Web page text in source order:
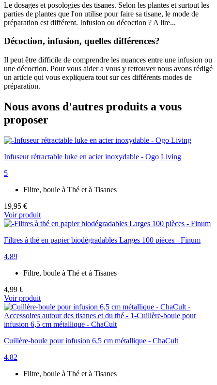
Le dosages et posologies des tisanes. Selon les plantes et surtout les
parties de plantes que l'on utilise pour faire sa tisane, le mode de
préparation est différent. Infusion ou décoction ? A lire...
Décoction, infusion, quelles différences?
Il peut être difficile de comprendre les nuances entre une infusion ou
une décoction. Pour vous aider a vous y retrouver nous avons rédigé
un article qui vous expliquera tout sur ces différents modes de
préparation.
Nous avons d'autres produits a vous
proposer
Infuseur rétractable luke en acier inoxydable - Ogo Living
5
Filtre, boule à Thé et à Tisanes
19,95 €
Voir produit
Filtres à thé en papier biodégradables Larges 100 pièces - Finum
4.89
Filtre, boule à Thé et à Tisanes
4,99 €
Voir produit
Cuillère-boule pour infusion 6,5 cm métallique - ChaCult
4.82
Filtre, boule à Thé et à Tisanes